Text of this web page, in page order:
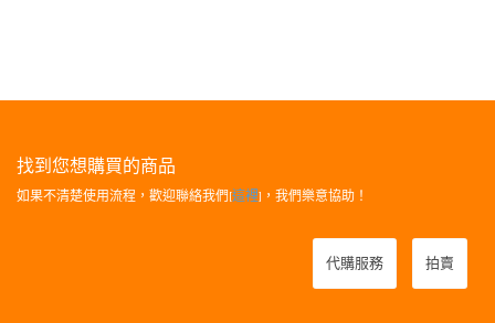
找到您想購買的商品
如果不清楚使用流程，歡迎聯絡我們[這裡]，我們樂意協助！
代購服務 拍賣